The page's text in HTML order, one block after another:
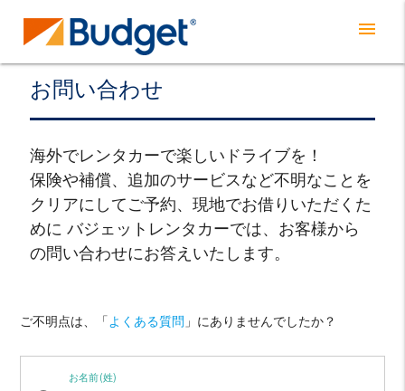
menu
お問い合わせ
海外でレンタカーで楽しいドライブを！
保険や補償、追加のサービスなど不明なことを
クリアにしてご予約、現地でお借りいただくた
めに バジェットレンタカーでは、お客様から
の問い合わせにお答えいたします。
ご不明点は、「よくある質問 」にありませんでしたか？
お名前(姓)